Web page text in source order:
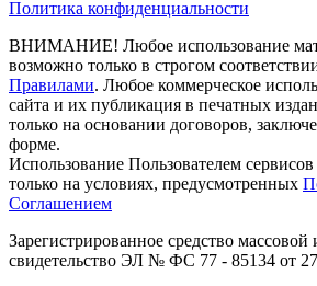
Политика конфиденциальности
ВНИМАНИЕ! Любое использование
возможно только в строгом
Правилами. Любое коммерческое
сайта и их публикация в печатных
только на основании договоров,
форме.
Использование Пользователем
только на условиях, предусмотренных
Соглашением
Зарегистрированное средство
свидетельство ЭЛ № ФС 77 - 85134 от